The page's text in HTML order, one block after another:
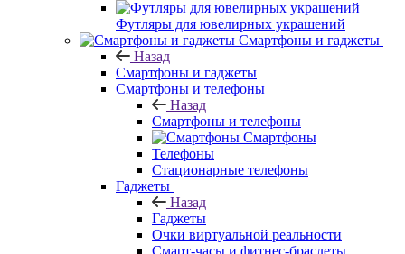
Футляры для ювелирных украшений
Смартфоны и гаджеты
Назад
Смартфоны и гаджеты
Смартфоны и телефоны
Назад
Смартфоны и телефоны
Смартфоны
Телефоны
Стационарные телефоны
Гаджеты
Назад
Гаджеты
Очки виртуальной реальности
Смарт-часы и фитнес-браслеты